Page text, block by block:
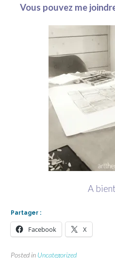
Vous pouvez me
A
Partager :
Facebook X
Posted in Uncategorized